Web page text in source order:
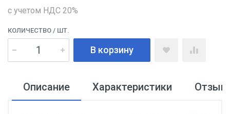
с учетом НДС 20%
КОЛИЧЕСТВО / ШТ.
В корзину
Описание Характеристики